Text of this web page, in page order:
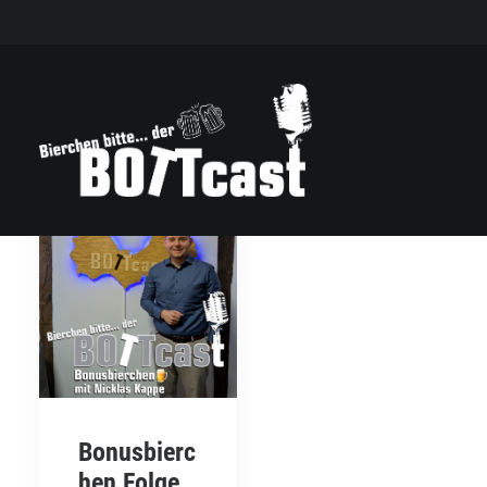
Bonusbierc